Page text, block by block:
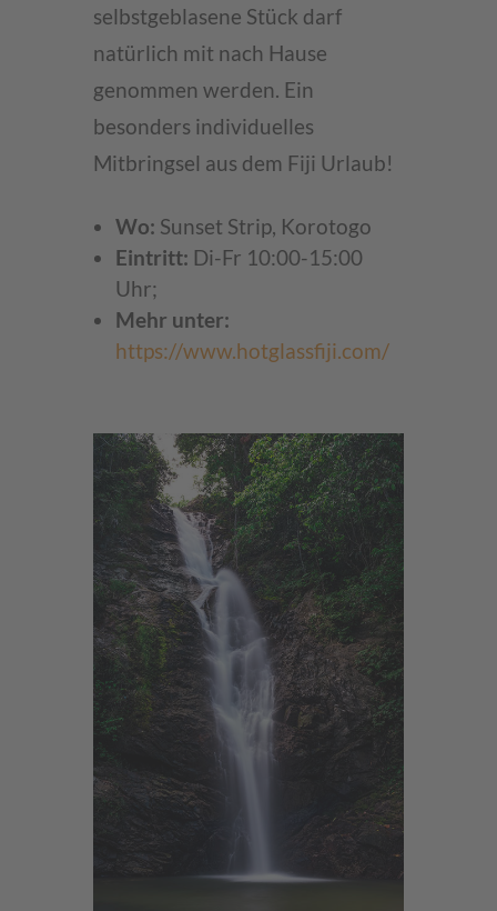
selbstgeblasene Stück darf
natürlich mit nach Hause
genommen werden. Ein
besonders individuelles
Mitbringsel aus dem Fiji Urlaub!
Wo: Sunset Strip, Korotogo
Eintritt: Di-Fr 10:00-15:00
Uhr;
Mehr unter:
https://www.hotglassfiji.com/